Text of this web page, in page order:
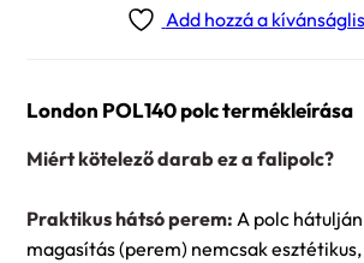
Add hozzá a
London POL140 polc termékleírása
Miért kötelező darab ez a falipolc?
Praktikus hátsó perem: A polc
magasítás (perem) nemcsak